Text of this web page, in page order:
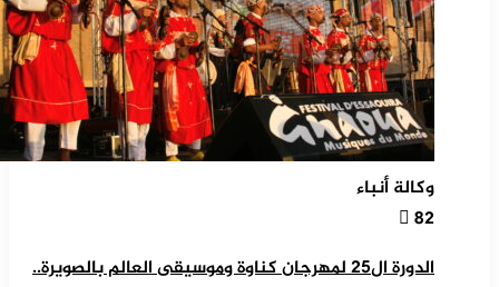
وكالة أنباء
82
الدورة ال25 لمهرجان كناوة وموسيقى العالم بالصويرة..